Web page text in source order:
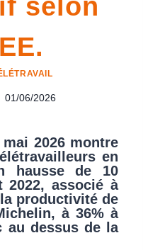
selon
01/06/2026
2026 montre
en
hausse de 10
2022, associé à
productivité de
à 36% à
au dessus de la